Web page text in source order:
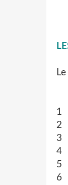
4
6